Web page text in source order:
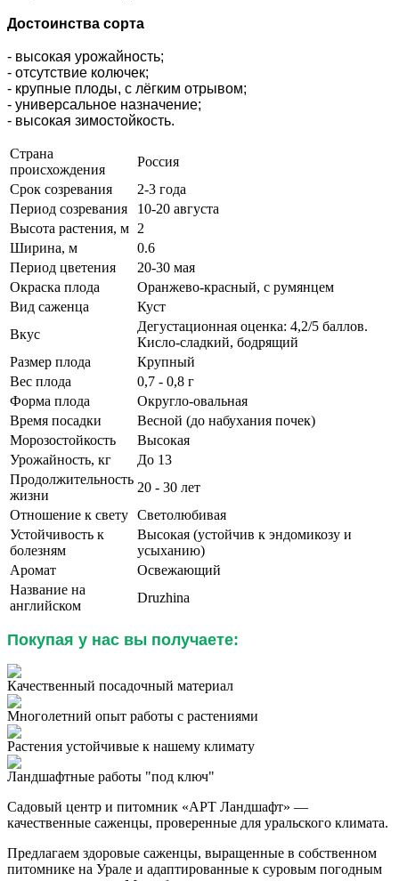
Достоинства сорта
- высокая урожайность;
- отсутствие колючек;
- крупные плоды, с лёгким отрывом;
- универсальное назначение;
- высокая зимостойкость.
Страна
происхождения
Россия
Срок созревания
2-3 года
Период созревания
10-20 августа
Высота растения, м 2
Ширина, м
0.6
Период цветения
20-30 мая
Окраска плода
Оранжево-красный, с румянцем
Вид саженца
Куст
Вкус
Дегустационная оценка: 4,2/5 баллов.
Кисло-сладкий, бодрящий
Размер плода
Крупный
Вес плода
0,7 - 0,8 г
Форма плода
Округло-овальная
Время посадки
Весной (до набухания почек)
Морозостойкость
Высокая
Урожайность, кг
До 13
Продолжительность
жизни
20 - 30 лет
Отношение к свету Светолюбивая
Устойчивость к
болезням
Высокая (устойчив к эндомикозу и
усыханию)
Аромат
Освежающий
Название на
английском
Druzhina
Покупая у нас вы получаете:
Качественный посадочный материал
Многолетний опыт работы с растениями
Растения устойчивые к нашему климату
Ландшафтные работы "под ключ"
Садовый центр и питомник «АРТ Ландшафт» —
качественные саженцы, проверенные для уральского климата.
Предлагаем здоровые саженцы, выращенные в собственном
питомнике на Урале и адаптированные к суровым погодным